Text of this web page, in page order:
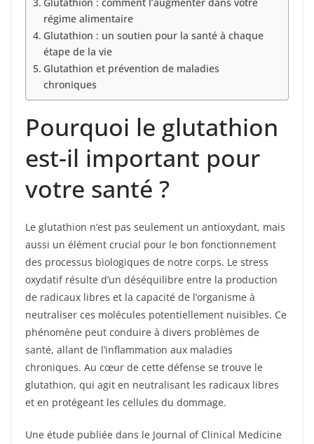
régime alimentaire
Glutathion : un soutien pour la santé à chaque
étape de la vie
Glutathion et prévention de maladies
chroniques
Pourquoi le glutathion
est-il important pour
votre santé ?
Le glutathion n’est pas seulement un antioxydant, mais
aussi un élément crucial pour le bon fonctionnement
des processus biologiques de notre corps. Le stress
oxydatif résulte d’un déséquilibre entre la production
de radicaux libres et la capacité de l’organisme à
neutraliser ces molécules potentiellement nuisibles. Ce
phénomène peut conduire à divers problèmes de
santé, allant de l’inflammation aux maladies
chroniques. Au cœur de cette défense se trouve le
glutathion, qui agit en neutralisant les radicaux libres
et en protégeant les cellules du dommage.
Une étude publiée dans le Journal of Clinical Medicine